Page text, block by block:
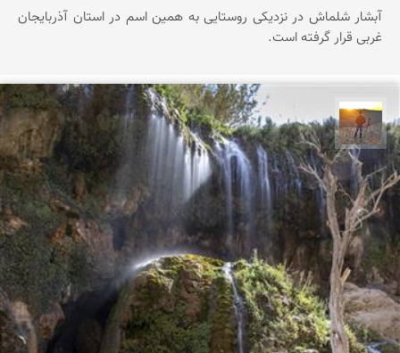
آبشار شلماش در نزدیکی روستایی به همین اسم در استان آذربایجان
غربی قرار گرفته است.
مهدی مخلصیان